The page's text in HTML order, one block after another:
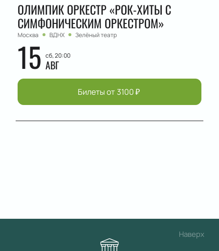
ОЛИМПИК ОРКЕСТР «РОК-ХИТЫ С
СИМФОНИЧЕСКИМ ОРКЕСТРОМ»
Москва ВДНХ Зелёный театр
15 сб, 20:00
АВГ
Билеты от 3100₽
Наверх